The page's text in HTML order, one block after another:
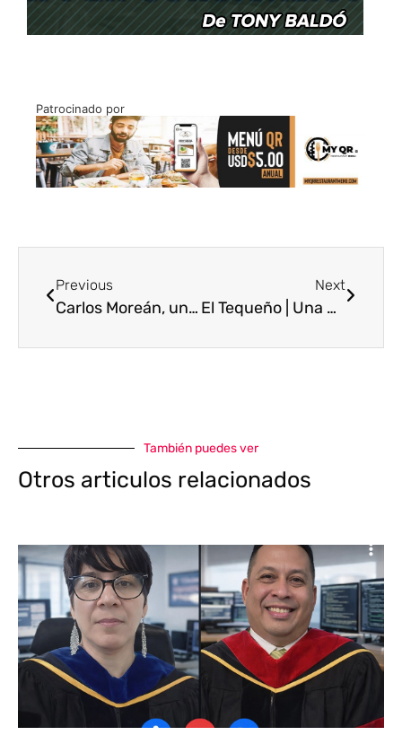
Patrocinado por
Previous
Carlos Moreán, un músico de retos
Next
El Tequeño | Una de las comidas icónicas de Venezuela
También puedes ver
Otros articulos relacionados